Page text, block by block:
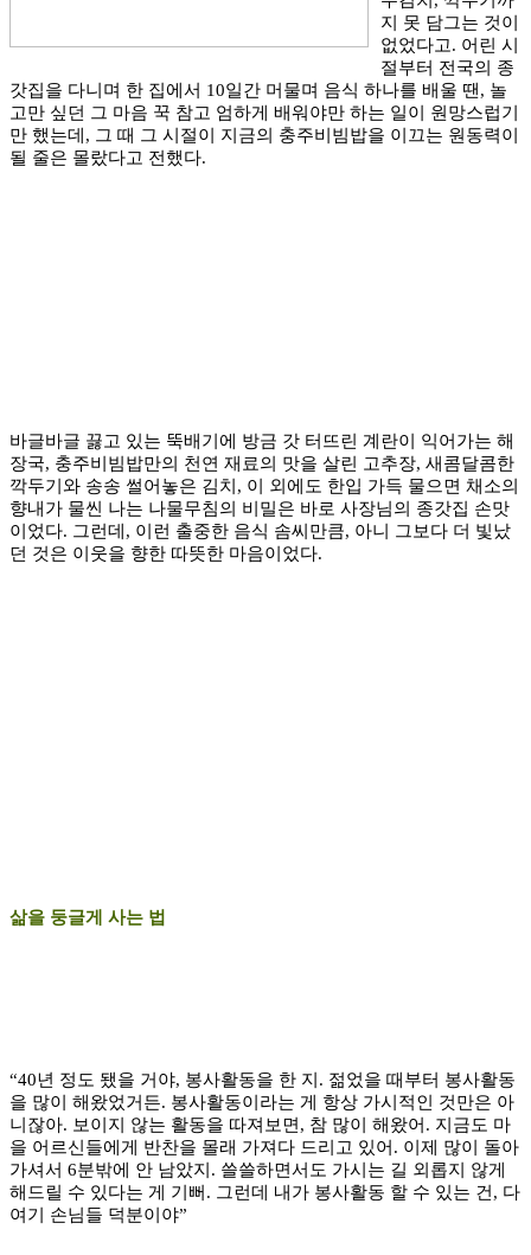
지 못 담그는 것이
없었다고. 어린 시
절부터 전국의 종
갓집을 다니며 한 집에서 10일간 머물며 음식 하나를 배울 땐, 놀
고만 싶던 그 마음 꾹 참고 엄하게 배워야만 하는 일이 원망스럽기
만 했는데, 그 때 그 시절이 지금의 충주비빔밥을 이끄는 원동력이
될 줄은 몰랐다고 전했다.
바글바글 끓고 있는 뚝배기에 방금 갓 터뜨린 계란이 익어가는 해
장국, 충주비빔밥만의 천연 재료의 맛을 살린 고추장, 새콤달콤한
깍두기와 송송 썰어놓은 김치, 이 외에도 한입 가득 물으면 채소의
향내가 물씬 나는 나물무침의 비밀은 바로 사장님의 종갓집 손맛
이었다. 그런데, 이런 출중한 음식 솜씨만큼, 아니 그보다 더 빛났
던 것은 이웃을 향한 따뜻한 마음이었다.
삶을 둥글게 사는 법
“40년 정도 됐을 거야, 봉사활동을 한 지. 젊었을 때부터 봉사활동
을 많이 해왔었거든. 봉사활동이라는 게 항상 가시적인 것만은 아
니잖아. 보이지 않는 활동을 따져보면, 참 많이 해왔어. 지금도 마
을 어르신들에게 반찬을 몰래 가져다 드리고 있어. 이제 많이 돌아
가셔서 6분밖에 안 남았지. 쓸쓸하면서도 가시는 길 외롭지 않게
해드릴 수 있다는 게 기뻐. 그런데 내가 봉사활동 할 수 있는 건, 다
여기 손님들 덕분이야”